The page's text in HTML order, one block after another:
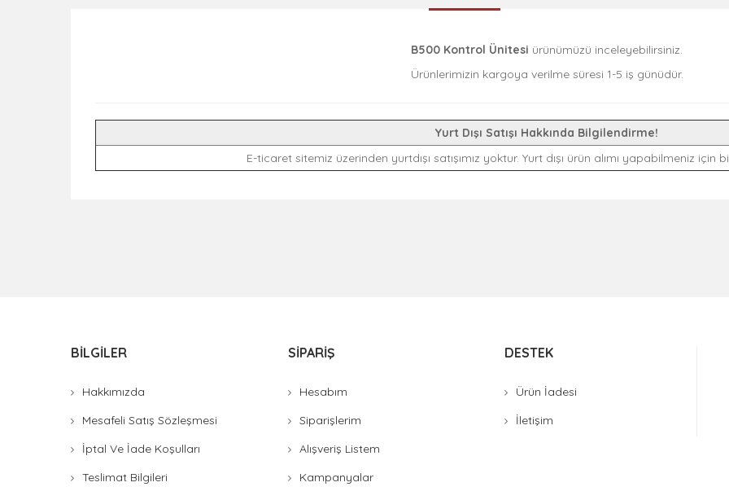
B500 Kontrol Ünitesi ürünümüzü inceleyebilirsiniz.
Ürünlerimizin kargoya verilme süresi 1-5 iş günüdür.
Yurt Dışı Satışı Hakkında Bilgilendirme!
E-ticaret sitemiz üzerinden yurtdışı satışımız yoktur. Yurt dışı ürün alımı yapabilmeniz için
BILGILER
Hakkımızda
Mesafeli Satış Sözleşmesi
İptal Ve İade Koşulları
Teslimat Bilgileri
SIPARIŞ
Hesabım
Siparişlerim
Alışveriş Listem
Kampanyalar
DESTEK
Ürün İadesi
İletişim